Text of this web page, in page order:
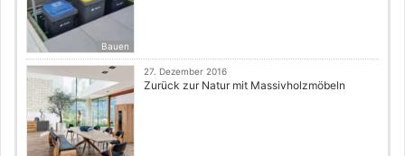
Bauen
27. Dezember 2016
Zurück zur Natur mit Massivholzmöbeln